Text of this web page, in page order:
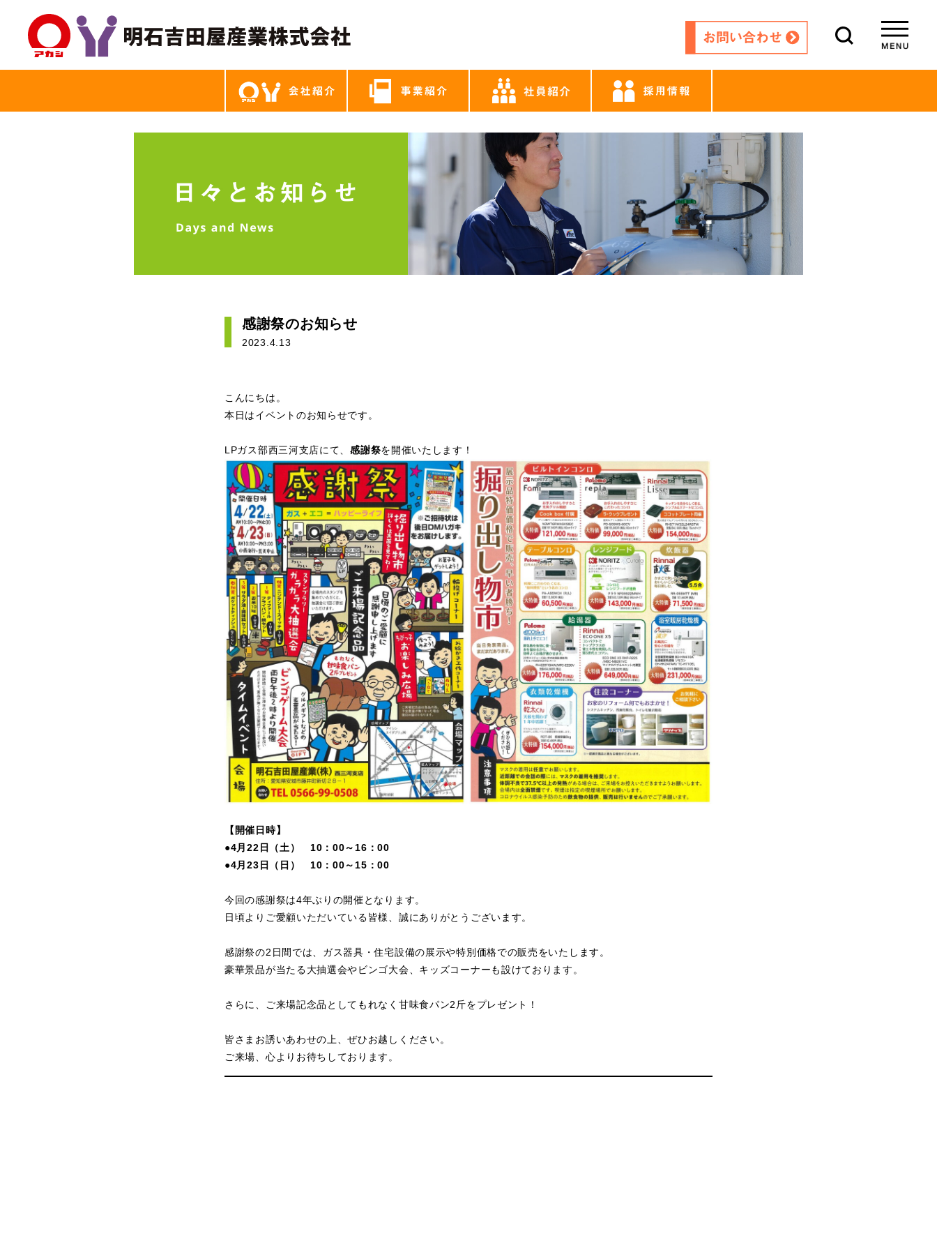
感謝祭のお知らせ
2023.4.13
こんにちは。
本日はイベントのお知らせです。
LPガス部西三河支店にて、感謝祭を開催いたします！
【開催日時】
●4月22日（土） 10：00～16：00
●4月23日（日） 10：00～15：00
今回の感謝祭は4年ぶりの開催となります。
日頃よりご愛顧いただいている皆様、誠にありがとうございます。
感謝祭の2日間では、ガス器具・住宅設備の展示や特別価格での販売をいたします。
豪華景品が当たる大抽選会やビンゴ大会、キッズコーナーも設けております。
さらに、ご来場記念品としてもれなく甘味食パン2斤をプレゼント！
皆さまお誘いあわせの上、ぜひお越しください。
ご来場、心よりお待ちしております。